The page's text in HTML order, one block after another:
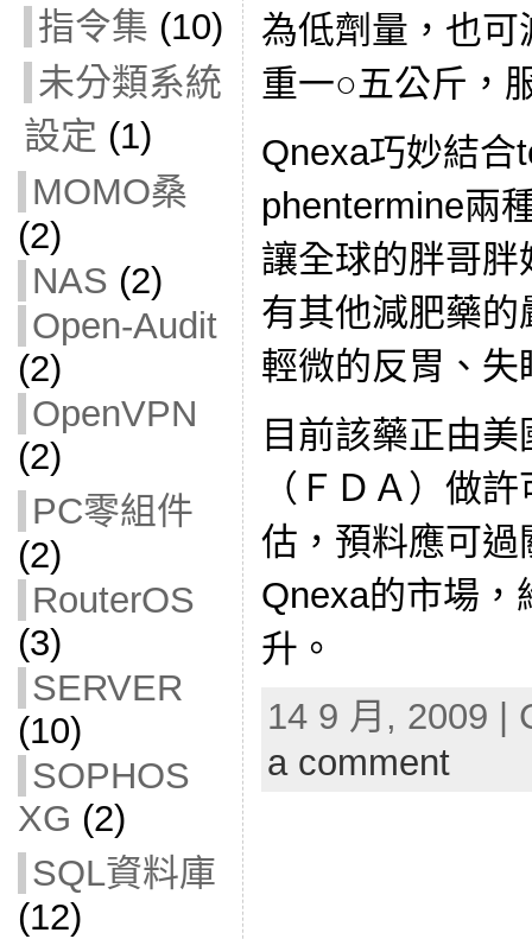
指令集 (10)
未分類系統
設定 (1)
MOMO桑
(2)
NAS (2)
Open-Audit
(2)
OpenVPN
(2)
PC零組件
(2)
RouterOS
(3)
SERVER
(10)
SOPHOS
XG (2)
SQL資料庫
(12)
為低劑量，也
重一○五公斤，
Qnexa巧妙結合
phentermine兩
讓全球的胖哥
有其他減肥藥
輕微的反胃、
目前該藥正由
（ＦＤＡ）做
估，預料應可
Qnexa的市場，
升。
14 9 月, 2009 |
a comment